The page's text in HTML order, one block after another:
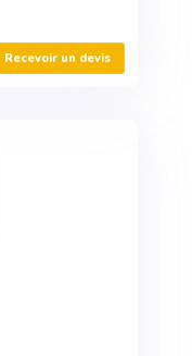
Recevoir un devis